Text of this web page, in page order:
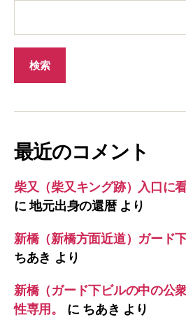
最近のコメント
柴又（柴又キング跡）入口に
に地元出身の還暦より
新橋（新橋方面近道）ガード
ちあき より
新橋（ガード下ビルの中の公
性専用。
に ちあき より